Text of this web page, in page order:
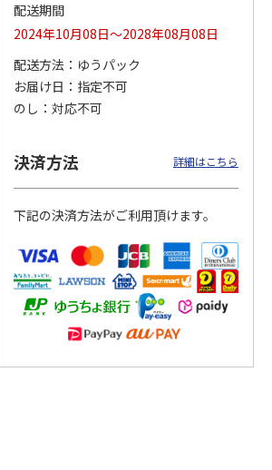
590円
(送料別・税込)
100円
(送料別・税込)
配送期間
2024年10月08日～2028年08月08日
配送方法
ゆうパック
お届け日
指定不可
のし
対応不可
決済方法 詳細はこちら
下記の決済方法がご利用頂けます。